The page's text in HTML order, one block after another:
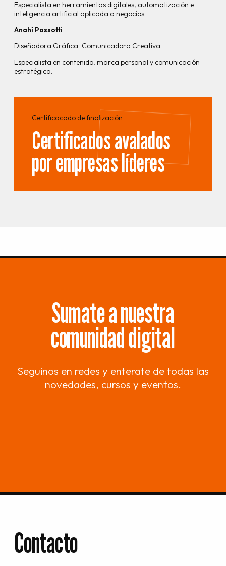
Especialista en herramientas digitales, automatización e
inteligencia artificial aplicada a negocios.
Anahí Passotti
Diseñadora Gráfica · Comunicadora Creativa
Especialista en contenido, marca personal y comunicación
estratégica.
Certificacado de finalización
Certificados avalados
por empresas líderes
Sumate a nuestra
comunidad digital
Seguinos en redes y enterate de todas las
novedades, cursos y eventos.
Contacto